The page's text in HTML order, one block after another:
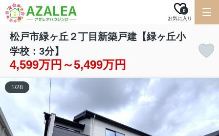
お気に入り
0
松戸市緑ヶ丘２丁目新築戸建【緑ヶ丘小
学校：3分】
4,599万円～5,499万円
1/28